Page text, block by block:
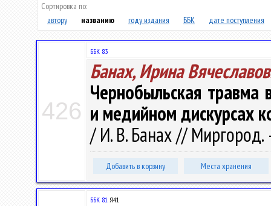
Сортировка по:
автору
названию году издания ББК дате поступления
426
ББК 83
Банах, Ирина
Чернобыльская травма
и медийном дискурсах
/ И. В. Банах //
Добавить в корзину Места хранения
ББК 81.Я41